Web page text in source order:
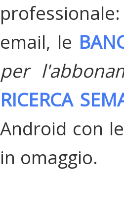
email, le
per
RICERCA
Android con
in omaggio.